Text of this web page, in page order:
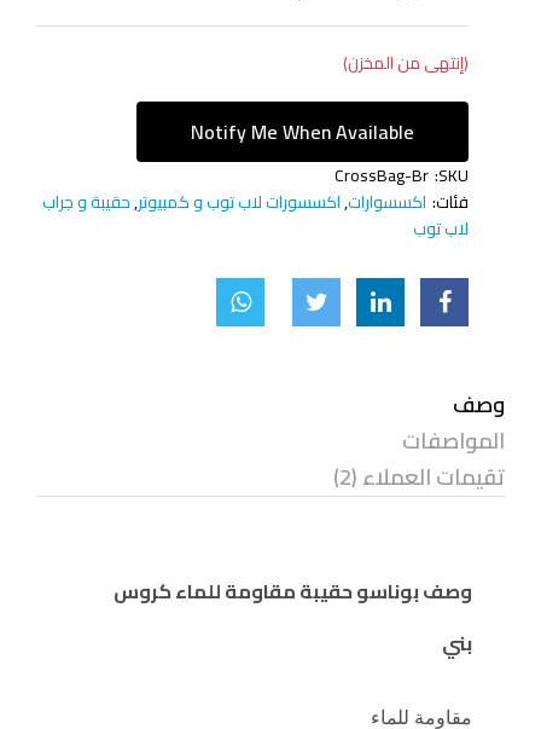
(إنتهى من المخزن)
Notify Me When Available
SKU:
CrossBag-Br
فئات: اكسسوارات,اكسسورات لاب توب و كمبيوتر,حقيبة و جراب
لاب توب
وصف
المواصفات
تقيمات العملاء (2)
وصف بوناسو حقيبة مقاومة للماء كروس
بني
مقاومة للماء